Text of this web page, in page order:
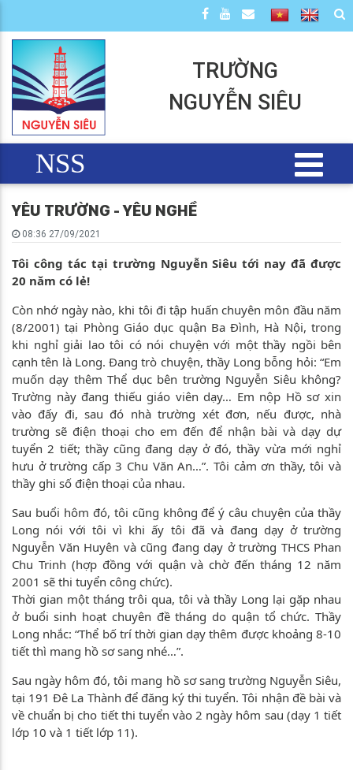
TRƯỜNG
NGUYỄN SIÊU
NSS
YÊU TRƯỜNG - YÊU NGHỀ
08:36 27/09/2021
Tôi công tác tại trường Nguyễn Siêu tới nay đã được
20 năm có lẻ!
Còn nhớ ngày nào, khi tôi đi tập huấn chuyên môn đầu năm
(8/2001) tại Phòng Giáo dục quận Ba Đình, Hà Nội, trong
khi nghỉ giải lao tôi có nói chuyện với một thầy ngồi bên
cạnh tên là Long. Đang trò chuyện, thầy Long bỗng hỏi: “Em
muốn dạy thêm Thể dục bên trường Nguyễn Siêu không?
Trường này đang thiếu giáo viên dạy… Em nộp Hồ sơ xin
vào đấy đi, sau đó nhà trường xét đơn, nếu được, nhà
trường sẽ điện thoại cho em đến để nhận bài và dạy dự
tuyển 2 tiết; thầy cũng đang dạy ở đó, thầy vừa mới nghỉ
hưu ở trường cấp 3 Chu Văn An…”. Tôi cảm ơn thầy, tôi và
thầy ghi số điện thoại của nhau.
Sau buổi hôm đó, tôi cũng không để ý câu chuyện của thầy
Long nói với tôi vì khi ấy tôi đã và đang dạy ở trường
Nguyễn Văn Huyên và cũng đang dạy ở trường THCS Phan
Chu Trinh (hợp đồng với quận và chờ đến tháng 12 năm
2001 sẽ thi tuyển công chức).
Thời gian một tháng trôi qua, tôi và thầy Long lại gặp nhau
ở buổi sinh hoạt chuyên đề tháng do quận tổ chức. Thầy
Long nhắc: “Thể bố trí thời gian dạy thêm được khoảng 8-10
tiết thì mang hồ sơ sang nhé…”.
Sau ngày hôm đó, tôi mang hồ sơ sang trường Nguyễn Siêu,
tại 191 Đê La Thành để đăng ký thi tuyển. Tôi nhận đề bài và
về chuẩn bị cho tiết thi tuyển vào 2 ngày hôm sau (dạy 1 tiết
lớp 10 và 1 tiết lớp 11).